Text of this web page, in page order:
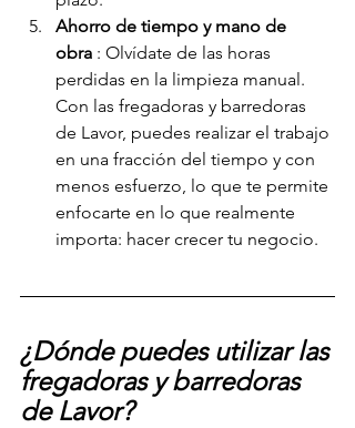
Ahorro de tiempo y mano de
obra : Olvídate de las horas
perdidas en la limpieza manual.
Con las fregadoras y barredoras
de Lavor, puedes realizar el trabajo
en una fracción del tiempo y con
menos esfuerzo, lo que te permite
enfocarte en lo que realmente
importa: hacer crecer tu negocio.
¿Dónde puedes utilizar las
fregadoras y barredoras
de Lavor?